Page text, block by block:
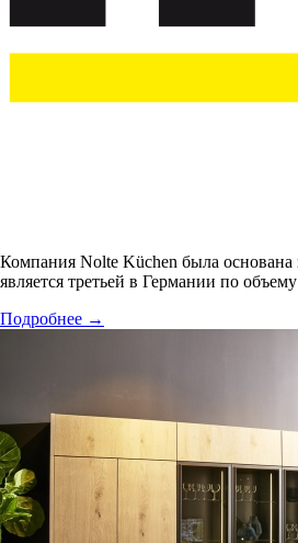
Компания Nolte Küchen была основана
является третьей в Германии по
Подробнее →